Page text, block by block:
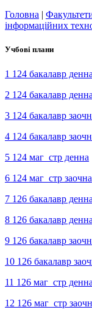
Головна |
інформаційних
Учбові плани
1 124 бакалавр
2 124 бакалавр
3 124 бакалавр
4 124 бакалавр
5 124 маг_стр денна
6 124 маг_стр заочна
7 126 бакалавр
8 126 бакалавр
9 126 бакалавр
10 126 бакалавр
11 126 маг_стр денна
12 126 маг_стр